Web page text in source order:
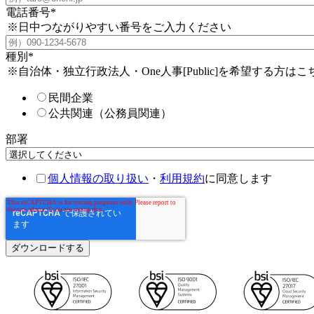
電話番号*
※日中つながりやすい番号をご入力ください
種別 *
※自治体・独立行政法人・One人事[Public]を希望する方はこ
民間企業
公共関連（公務員関連）
部署
個人情報の取り扱い ・ 利用規約に同意します